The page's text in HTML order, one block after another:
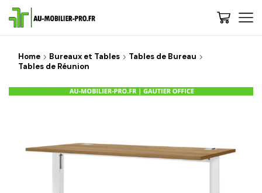
Home Bureaux et Tables
Tables de Bureau
Tables de Réunion